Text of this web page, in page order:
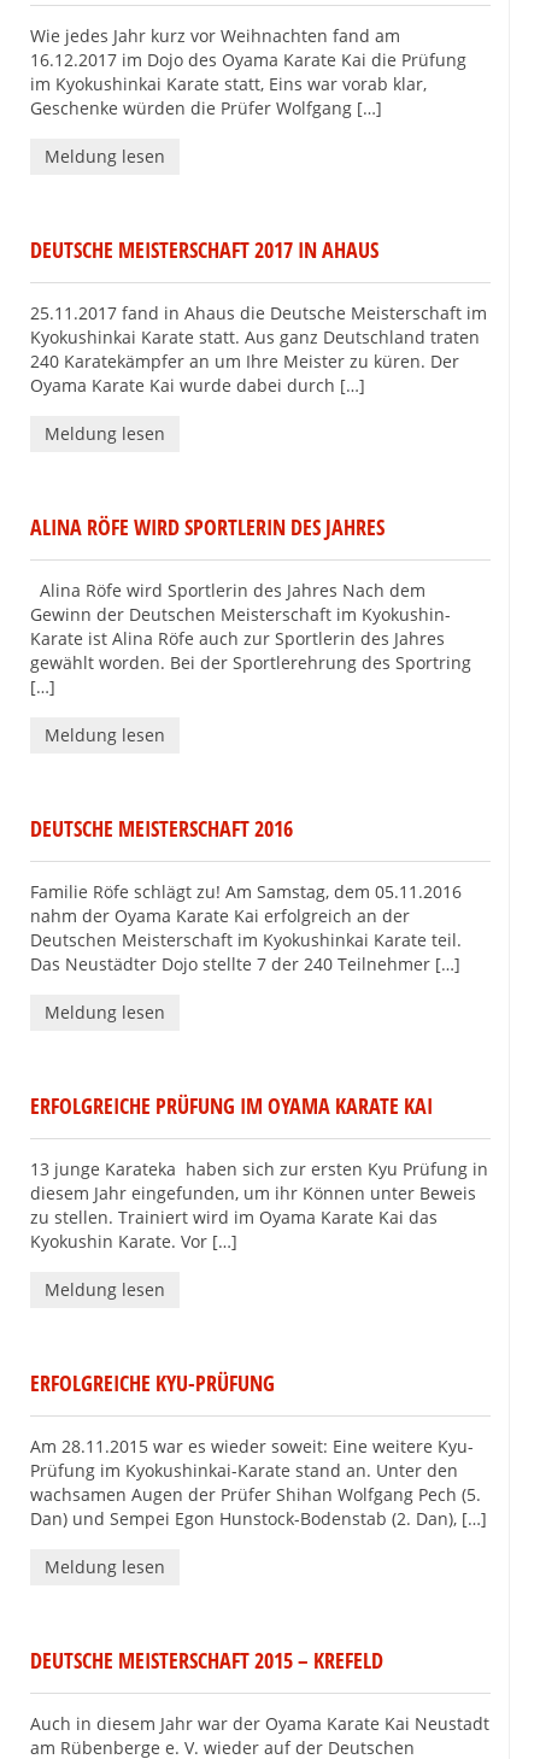
Wie jedes Jahr kurz vor Weihnachten fand am
16.12.2017 im Dojo des Oyama Karate Kai die Prüfung
im Kyokushinkai Karate statt, Eins war vorab klar,
Geschenke würden die Prüfer Wolfgang […]
Meldung lesen
DEUTSCHE MEISTERSCHAFT 2017 IN AHAUS
25.11.2017 fand in Ahaus die Deutsche Meisterschaft im
Kyokushinkai Karate statt. Aus ganz Deutschland traten
240 Karatekämpfer an um Ihre Meister zu küren. Der
Oyama Karate Kai wurde dabei durch […]
Meldung lesen
ALINA RÖFE WIRD SPORTLERIN DES JAHRES
Alina Röfe wird Sportlerin des Jahres Nach dem
Gewinn der Deutschen Meisterschaft im Kyokushin-
Karate ist Alina Röfe auch zur Sportlerin des Jahres
gewählt worden. Bei der Sportlerehrung des Sportring
[…]
Meldung lesen
DEUTSCHE MEISTERSCHAFT 2016
Familie Röfe schlägt zu! Am Samstag, dem 05.11.2016
nahm der Oyama Karate Kai erfolgreich an der
Deutschen Meisterschaft im Kyokushinkai Karate teil.
Das Neustädter Dojo stellte 7 der 240 Teilnehmer […]
Meldung lesen
ERFOLGREICHE PRÜFUNG IM OYAMA KARATE KAI
13 junge Karateka haben sich zur ersten Kyu Prüfung in
diesem Jahr eingefunden, um ihr Können unter Beweis
zu stellen. Trainiert wird im Oyama Karate Kai das
Kyokushin Karate. Vor […]
Meldung lesen
ERFOLGREICHE KYU-PRÜFUNG
Am 28.11.2015 war es wieder soweit: Eine weitere Kyu-
Prüfung im Kyokushinkai-Karate stand an. Unter den
wachsamen Augen der Prüfer Shihan Wolfgang Pech (5.
Dan) und Sempei Egon Hunstock-Bodenstab (2. Dan), […]
Meldung lesen
DEUTSCHE MEISTERSCHAFT 2015 – KREFELD
Auch in diesem Jahr war der Oyama Karate Kai Neustadt
am Rübenberge e. V. wieder auf der Deutschen